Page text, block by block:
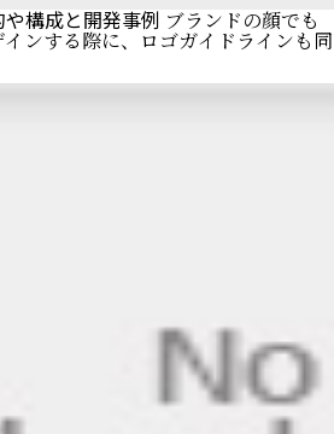
構成と開発事例 ブランドの顔でも
ンする際に、ロゴガイドラインも同